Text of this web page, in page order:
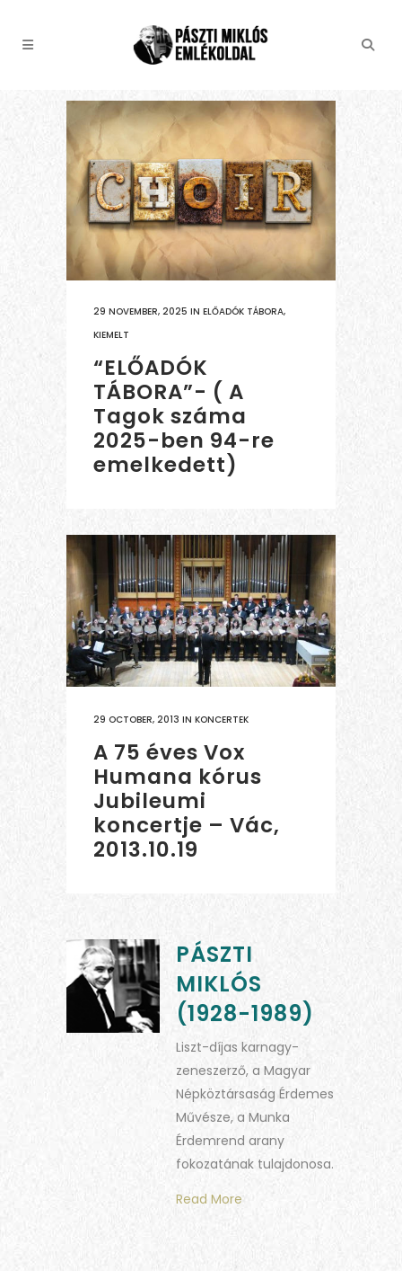
29 NOVEMBER, 2025 IN ELŐADÓK TÁBORA,
KIEMELT
“ELŐADÓK
TÁBORA”- ( A
Tagok száma
2025-ben 94-re
emelkedett)
29 OCTOBER, 2013 IN KONCERTEK
A 75 éves Vox
Humana kórus
Jubileumi
koncertje – Vác,
2013.10.19
PÁSZTI
MIKLÓS
(1928-1989)
Liszt-díjas karnagy-
zeneszerző, a Magyar
Népköztársaság Érdemes
Művésze, a Munka
Érdemrend arany
fokozatának tulajdonosa.
Read More